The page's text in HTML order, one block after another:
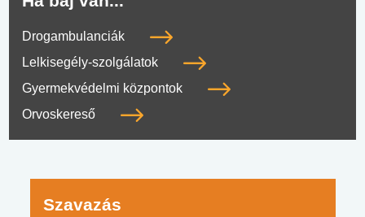
Drogambulanciák
Lelkisegély-szolgálatok
Gyermekvédelmi központok
Orvoskereső
Szavazás